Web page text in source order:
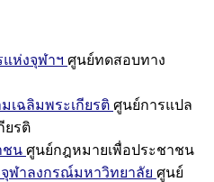
ห่งจุฬาฯ ศูนย์ทดสอบทาง
เฉลิมพระเกียรติ ศูนย์การแปล
ยรติ
ชน ศูนย์กฎหมายเพื่อประชาชน
ฬาลงกรณ์มหาวิทยาลัย ศูนย์